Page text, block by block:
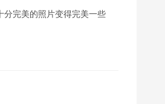
分完美的照片变得完美一些